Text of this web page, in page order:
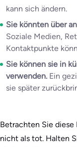
kann sich ändern.
Sie könnten über
Soziale Medien,
Kontaktpunkte
Sie können sie in
verwenden. Ein
sie später
Betrachten Sie
nicht als tot. Halten